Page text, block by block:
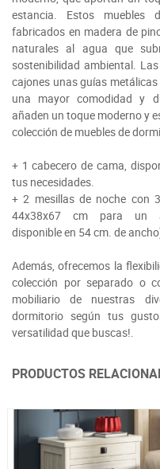
estancia. Estos muebles
fabricados en madera de
naturales al agua que
sostenibilidad ambiental.
cajones unas guías
una mayor comodidad y
añaden un toque moderno y
colección de muebles de
+ 1 cabecero de cama,
tus necesidades.
+ 2 mesillas de noche con
44x38x67 cm para un
disponible en 54 cm. de
Además, ofrecemos la
colección por separado o
mobiliario de nuestras
dormitorio según tus
versatilidad que buscas!.
PRODUCTOS